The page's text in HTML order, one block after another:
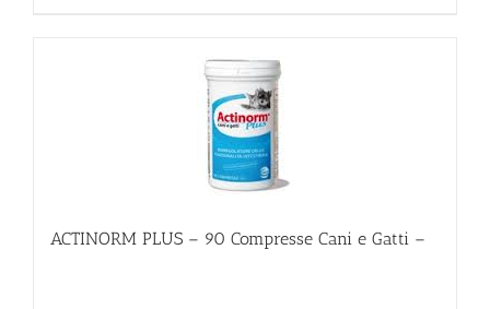
ACTINORM PLUS – 90 Compresse Cani e Gatti –